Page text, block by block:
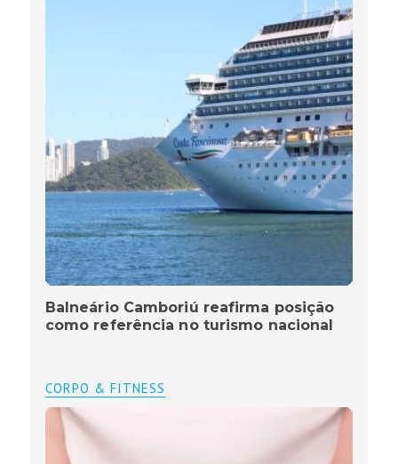
Balneário Camboriú reafirma posição
como referência no turismo nacional
CORPO & FITNESS